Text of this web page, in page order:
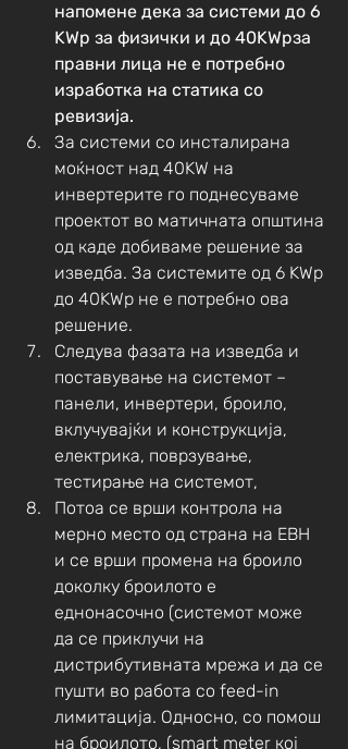
напомене дека за системи до 6
KWp за физички и до 40KWpза
правни лица не е потребно
изработка на статика со
ревизија.
За системи со инсталирана
моќност над 40KW на
инвертерите го поднесуваме
проектот во матичната општина
од каде добиваме решение за
изведба. За системите од 6 KWp
до 40KWp не е потребно ова
решение.
Следува фазата на изведба и
поставување на системот –
панели, инвертери, броило,
вклучувајќи и конструкција,
електрика, поврзување,
тестирање на системот,
Потоа се врши контрола на
мерно место од страна на ЕВН
и се врши промена на броило
доколку броилото е
еднонасочно (системот може
да се приклучи на
дистрибутивната мрежа и да се
пушти во работа со feed-in
лимитација. Односно, со помош
на броилото, (smart meter кој